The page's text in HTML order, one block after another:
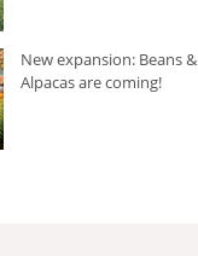
New expansion: Beans &
Alpacas are coming!